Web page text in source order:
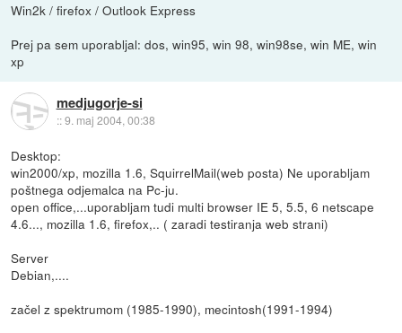
Win2k / firefox / Outlook Express
Prej pa sem uporabljal: dos, win95, win 98, win98se, win ME, win
xp
medjugorje-si
::9. maj 2004, 00:38
Desktop:
win2000/xp, mozilla 1.6, SquirrelMail(web posta) Ne uporabljam
poštnega odjemalca na Pc-ju.
open office,...uporabljam tudi multi browser IE 5, 5.5, 6 netscape
4.6..., mozilla 1.6, firefox,.. ( zaradi testiranja web strani)
Server
Debian,....
začel z spektrumom (1985-1990), mecintosh(1991-1994)